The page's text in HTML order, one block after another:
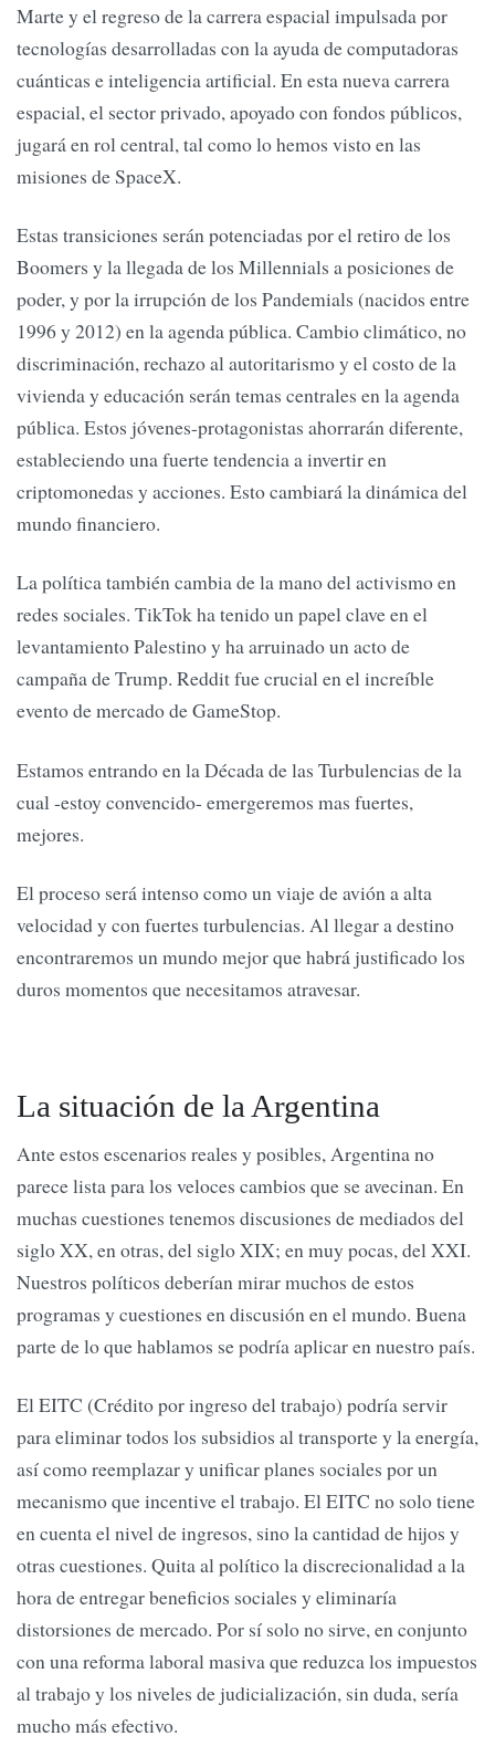
Marte y el regreso de la carrera espacial impulsada por
tecnologías desarrolladas con la ayuda de computadoras
cuánticas e inteligencia artificial. En esta nueva carrera
espacial, el sector privado, apoyado con fondos públicos,
jugará en rol central, tal como lo hemos visto en las
misiones de SpaceX.
Estas transiciones serán potenciadas por el retiro de los
Boomers y la llegada de los Millennials a posiciones de
poder, y por la irrupción de los Pandemials (nacidos entre
1996 y 2012) en la agenda pública. Cambio climático, no
discriminación, rechazo al autoritarismo y el costo de la
vivienda y educación serán temas centrales en la agenda
pública. Estos jóvenes-protagonistas ahorrarán diferente,
estableciendo una fuerte tendencia a invertir en
criptomonedas y acciones. Esto cambiará la dinámica del
mundo financiero.
La política también cambia de la mano del activismo en
redes sociales. TikTok ha tenido un papel clave en el
levantamiento Palestino y ha arruinado un acto de
campaña de Trump. Reddit fue crucial en el increíble
evento de mercado de GameStop.
Estamos entrando en la Década de las Turbulencias de la
cual -estoy convencido- emergeremos mas fuertes,
mejores.
El proceso será intenso como un viaje de avión a alta
velocidad y con fuertes turbulencias. Al llegar a destino
encontraremos un mundo mejor que habrá justificado los
duros momentos que necesitamos atravesar.
La situación de la Argentina
Ante estos escenarios reales y posibles, Argentina no
parece lista para los veloces cambios que se avecinan. En
muchas cuestiones tenemos discusiones de mediados del
siglo XX, en otras, del siglo XIX; en muy pocas, del XXI.
Nuestros políticos deberían mirar muchos de estos
programas y cuestiones en discusión en el mundo. Buena
parte de lo que hablamos se podría aplicar en nuestro país.
El EITC (Crédito por ingreso del trabajo) podría servir
para eliminar todos los subsidios al transporte y la energía,
así como reemplazar y unificar planes sociales por un
mecanismo que incentive el trabajo. El EITC no solo tiene
en cuenta el nivel de ingresos, sino la cantidad de hijos y
otras cuestiones. Quita al político la discrecionalidad a la
hora de entregar beneficios sociales y eliminaría
distorsiones de mercado. Por sí solo no sirve, en conjunto
con una reforma laboral masiva que reduzca los impuestos
al trabajo y los niveles de judicialización, sin duda, sería
mucho más efectivo.